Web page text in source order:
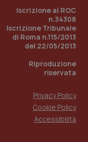
Iscrizione al ROC
n.34308
Iscrizione Tribunale
di Roma n.115/2013
del 22/05/2013
Riproduzione
riservata
Privacy Policy
Cookie Policy
Accessibilità
.quotidianosanita.it
1
mese
Scadenza
Scadenza